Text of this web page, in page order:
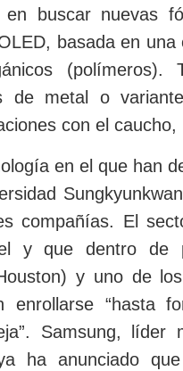
en buscar nuevas
basada en
de metal o
con el
en el que han
compañías. El
y que dentro de
y uno de
enrollarse “hasta
Samsung, líder
ha anunciado